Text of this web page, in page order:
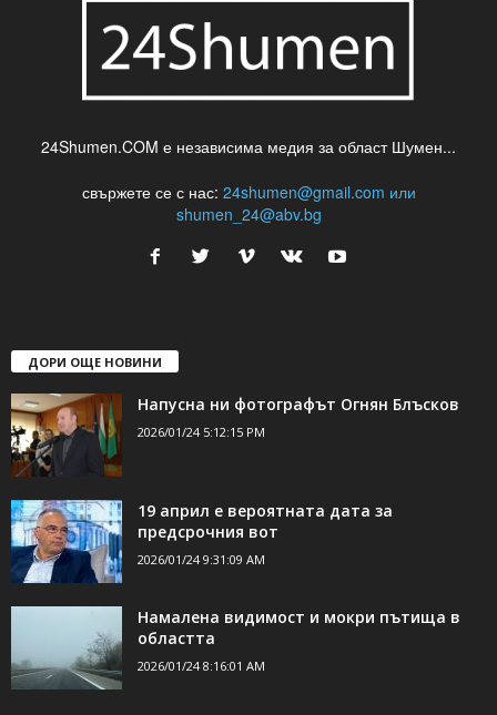
24Shumen.COM е независима медия за област Шумен...
свържете се с нас: 24shumen@gmail.com или
shumen_24@abv.bg
ДОРИ ОЩЕ НОВИНИ
Напусна ни фотографът Огнян Блъсков
2026/01/24 5:12:15 PM
19 април е вероятната дата за
предсрочния вот
2026/01/24 9:31:09 AM
Намалена видимост и мокри пътища в
областта
2026/01/24 8:16:01 AM